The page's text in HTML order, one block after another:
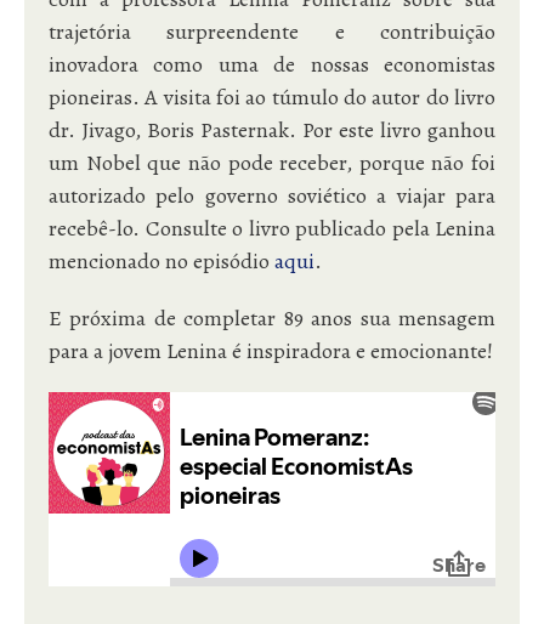
trajetória surpreendente e contribuição
inovadora como uma de nossas economistas
pioneiras. A visita foi ao túmulo do autor do livro
dr. Jivago, Boris Pasternak. Por este livro ganhou
um Nobel que não pode receber, porque não foi
autorizado pelo governo soviético a viajar para
recebê-lo. Consulte o livro publicado pela Lenina
mencionado no episódio aqui.
E próxima de completar 89 anos sua mensagem
para a jovem Lenina é inspiradora e emocionante!